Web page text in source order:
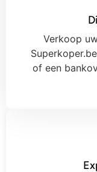
Verkoop
of een